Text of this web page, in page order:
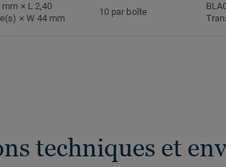
mm × L 2,40
× W 44 mm
10 par boîte
techniques et